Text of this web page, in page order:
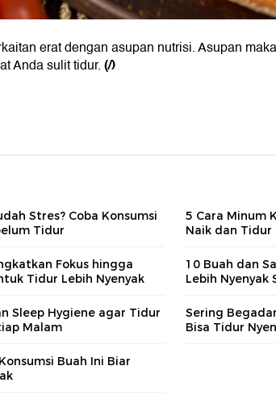
erat dengan asupan nutrisi. Asupan
Anda sulit tidur.(/)
Stres? Coba Konsumsi
Tidur
5 Cara Minum
Naik dan Tidur
Fokus hingga
Tidur Lebih Nyenyak
10 Buah dan
Lebih Nyenyak
Sleep Hygiene agar Tidur
Malam
Sering
Bisa Tidur
Buah Ini Biar